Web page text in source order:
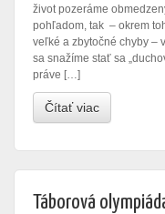
život pozeráme
pohľadom, tak – okrem
veľké a zbytočné chyby –
sa snažíme stať sa
práve […]
Čítať viac
Táborová